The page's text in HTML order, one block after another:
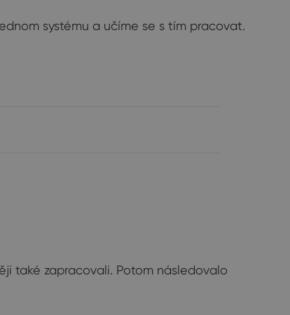
systému a učíme se s tím pracovat.
také zapracovali. Potom následovalo